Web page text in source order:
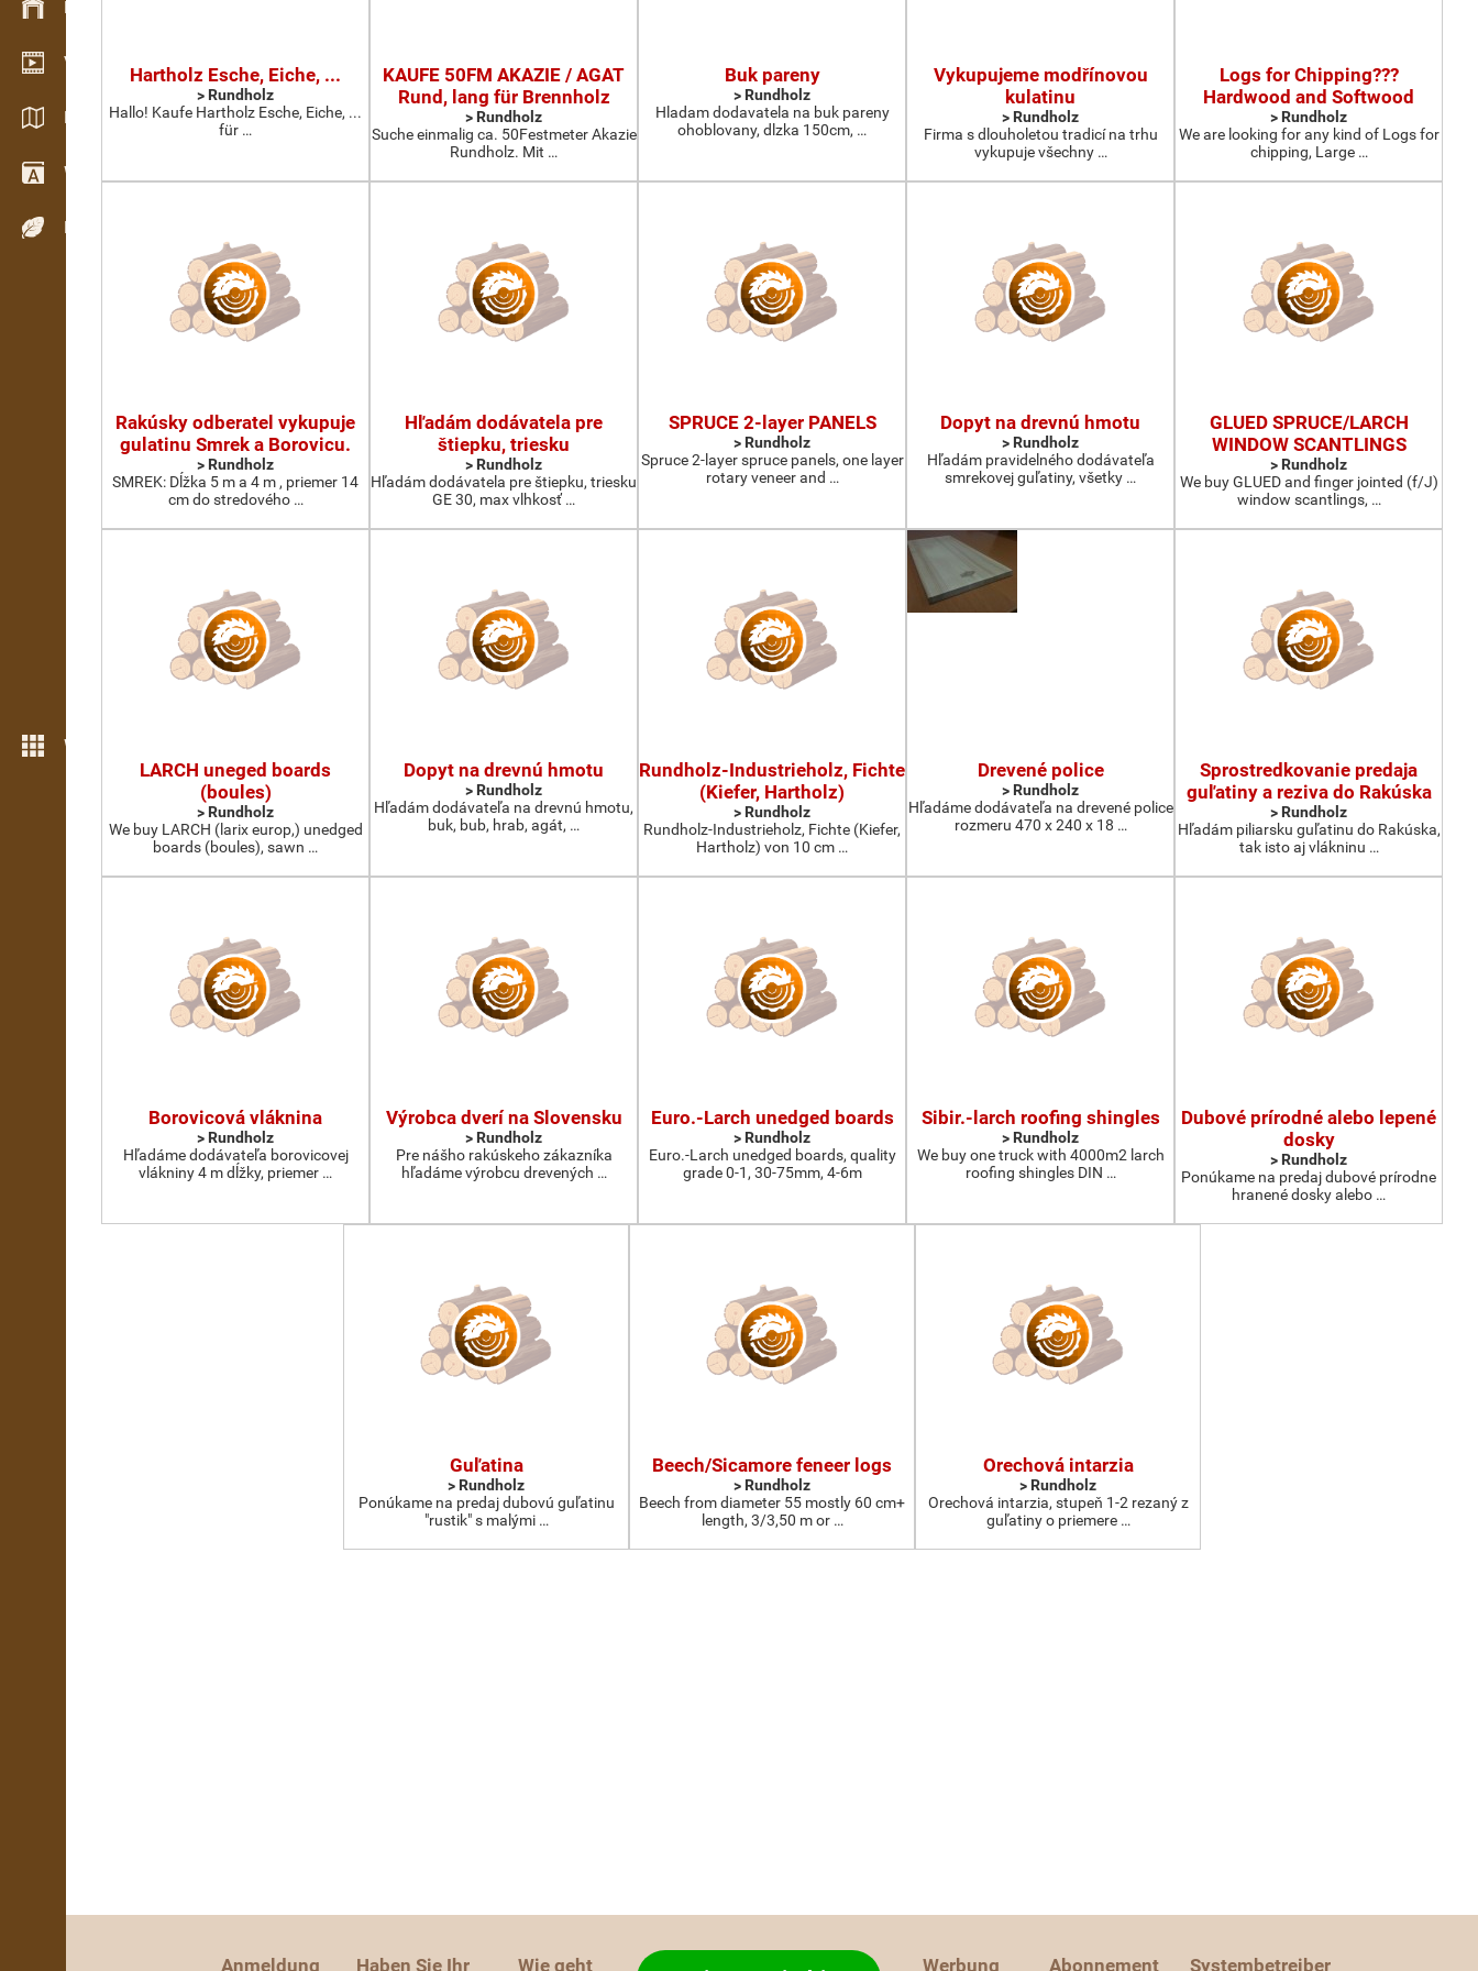
Bestandsmanagement
Video Showroom
Kataloge / Broschüren
Wörterbuch
Holzarten
Weitere Funktionen
Hartholz Esche, Eiche, ...
> Rundholz
Hallo! Kaufe Hartholz Esche, Eiche, ...
für …
KAUFE 50FM AKAZIE / AGAT
Rund, lang für Brennholz
> Rundholz
Suche einmalig ca. 50Festmeter Akazie
Rundholz. Mit …
Buk pareny
> Rundholz
Hladam dodavatela na buk pareny
ohoblovany, dlzka 150cm, …
Vykupujeme modřínovou
kulatinu
> Rundholz
Firma s dlouholetou tradicí na trhu
vykupuje všechny …
Logs for Chipping???
Hardwood and Softwood
> Rundholz
We are looking for any kind of Logs for
chipping, Large …
Rakúsky odberatel vykupuje
gulatinu Smrek a Borovicu.
> Rundholz
SMREK: Dĺžka 5 m a 4 m , priemer 14
cm do stredového …
Hľadám dodávatela pre
štiepku, triesku
> Rundholz
Hľadám dodávatela pre štiepku, triesku
GE 30, max vlhkosť …
SPRUCE 2-layer PANELS
> Rundholz
Spruce 2-layer spruce panels, one layer
rotary veneer and …
Dopyt na drevnú hmotu
> Rundholz
Hľadám pravidelného dodávateľa
smrekovej guľatiny, všetky …
GLUED SPRUCE/LARCH
WINDOW SCANTLINGS
> Rundholz
We buy GLUED and finger jointed (f/J)
window scantlings, …
LARCH uneged boards
(boules)
> Rundholz
We buy LARCH (larix europ,) unedged
boards (boules), sawn …
Dopyt na drevnú hmotu
> Rundholz
Hľadám dodávateľa na drevnú hmotu,
buk, bub, hrab, agát, …
Rundholz-Industrieholz, Fichte
(Kiefer, Hartholz)
> Rundholz
Rundholz-Industrieholz, Fichte (Kiefer,
Hartholz) von 10 cm …
Drevené police
> Rundholz
Hľadáme dodávateľa na drevené police
rozmeru 470 x 240 x 18 …
Sprostredkovanie predaja
guľatiny a reziva do Rakúska
> Rundholz
Hľadám piliarsku guľatinu do Rakúska,
tak isto aj vlákninu …
Borovicová vláknina
> Rundholz
Hľadáme dodávateľa borovicovej
vlákniny 4 m dĺžky, priemer …
Výrobca dverí na Slovensku
> Rundholz
Pre nášho rakúskeho zákazníka
hľadáme výrobcu drevených …
Euro.-Larch unedged boards
> Rundholz
Euro.-Larch unedged boards, quality
grade 0-1, 30-75mm, 4-6m
Sibir.-larch roofing shingles
> Rundholz
We buy one truck with 4000m2 larch
roofing shingles DIN …
Dubové prírodné alebo lepené
dosky
> Rundholz
Ponúkame na predaj dubové prírodne
hranené dosky alebo …
Guľatina
> Rundholz
Ponúkame na predaj dubovú guľatinu
"rustik" s malými …
Beech/Sicamore feneer logs
> Rundholz
Beech from diameter 55 mostly 60 cm+
length, 3/3,50 m or …
Orechová intarzia
> Rundholz
Orechová intarzia, stupeň 1-2 rezaný z
guľatiny o priemere …
Anmeldung Haben Sie Ihr Wie geht Werbung Abonnement Systembetreiber